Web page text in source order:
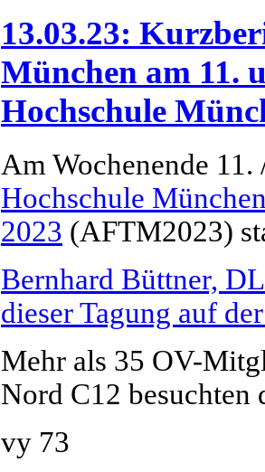
13.03.23:
München am 11.
Hochschule
Am Wochenende
Hochschule
2023 (AFTM2023)
Bernhard Büttner,
dieser Tagung auf
Mehr als 35 OV-
Nord C12 besuchten
vy 73